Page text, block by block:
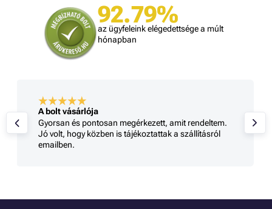
92.79%
az ügyfeleink elégedettsége a múlt
hónapban
A bolt vásárlója
Gyorsan és pontosan megérkezett, amit rendeltem.
Jó volt, hogy közben is tájékoztattak a szállításról
emailben.